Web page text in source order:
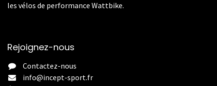
les vélos de performance Wattbike.
Rejoignez-nous
Contactez-nous
info@incept-sport.fr